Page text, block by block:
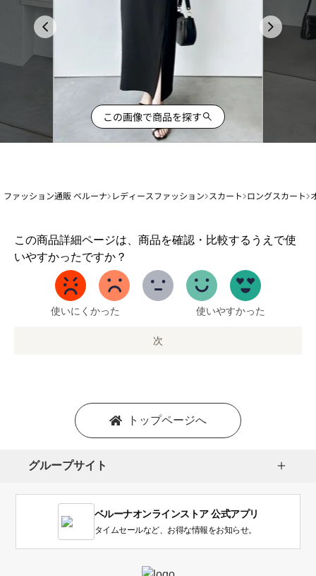
この画像で商品を探す
ファッション通販 ベルーナ レディースファッション スカート ロングスカート
この商品詳細ページは、商品を確認・比較するうえで使
いやすかったですか？
1
か
い
使いにくかった 使いやすかった
次
トップページへ
グループサイト
ベルーナオンラインストア 公式アプリ
タイムセールなど、お得な情報をお知らせ。